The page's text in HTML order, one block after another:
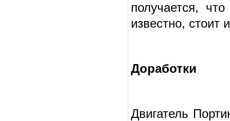
получается,
известно, стоит
Доработки
Двигатель